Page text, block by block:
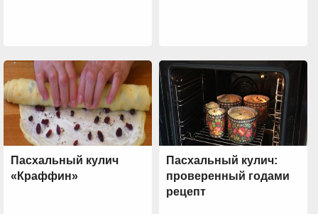
Пасхальный кулич
«Краффин»
Пасхальный кулич:
проверенный годами
рецепт